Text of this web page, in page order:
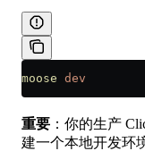
moose dev
重要 ：你的生产
建一个本地开发环